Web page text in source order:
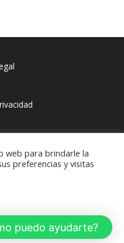
BROCAL
web para brindarle la
preferencias y visitas
puedo ayudarte?